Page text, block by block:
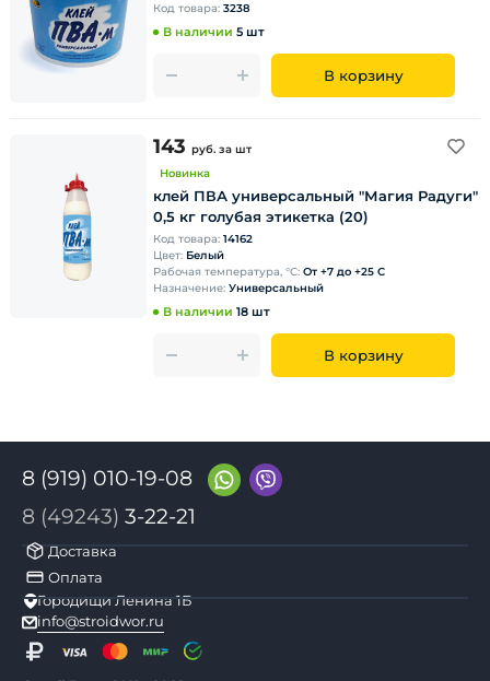
Код товара: 3238
В наличии 5 шт
В корзину
143 руб. за шт
Новинка
клей ПВА универсальный "Магия Радуги"
0,5 кг голубая этикетка (20)
Код товара: 14162
Цвет: Белый
Рабочая температура, °С: От +7 до +25 С
Назначение: Универсальный
В наличии 18 шт
В корзину
8 (919) 010-19-08
8 (49243) 3-22-21
Доставка
Оплата
Городищи Ленина 1Б
info@stroidwor.ru